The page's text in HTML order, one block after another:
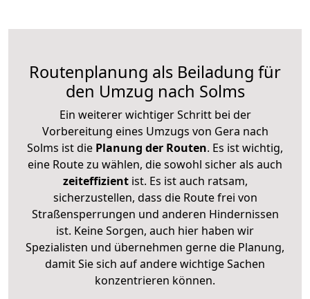
Routenplanung als Beiladung für
den Umzug nach Solms
Ein weiterer wichtiger Schritt bei der
Vorbereitung eines Umzugs von Gera nach
Solms ist die Planung der Routen. Es ist wichtig,
eine Route zu wählen, die sowohl sicher als auch
zeiteffizientist. Es ist auch ratsam,
sicherzustellen, dass die Route frei von
Straßensperrungen und anderen Hindernissen
ist. Keine Sorgen, auch hier haben wir
Spezialisten und übernehmen gerne die Planung,
damit Sie sich auf andere wichtige Sachen
konzentrieren können.